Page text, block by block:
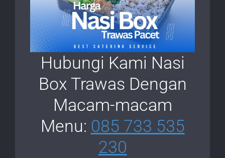
Hubungi Kami Nasi
Box Trawas Dengan
Macam-macam
Menu: 085 733 535
230